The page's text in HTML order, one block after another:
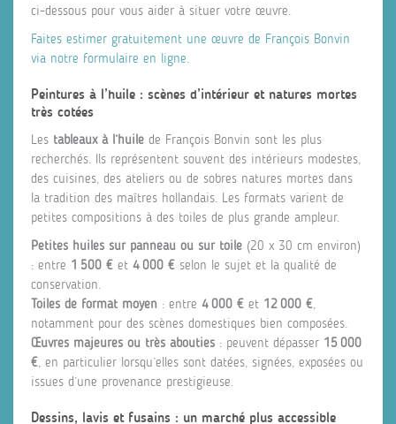
ci-dessous pour vous aider à situer votre œuvre.
Faites estimer gratuitement une œuvre de François Bonvin
via notre formulaire en ligne.
Peintures à l’huile : scènes d’intérieur et natures mortes
très cotées
Les tableaux à l’huile de François Bonvin sont les plus
recherchés. Ils représentent souvent des intérieurs modestes,
des cuisines, des ateliers ou de sobres natures mortes dans
la tradition des maîtres hollandais. Les formats varient de
petites compositions à des toiles de plus grande ampleur.
Petites huiles sur panneau ou sur toile (20 x 30 cm environ)
: entre 1 500 € et 4 000 € selon le sujet et la qualité de
conservation.
Toiles de format moyen : entre 4 000 € et 12 000 €,
notamment pour des scènes domestiques bien composées.
Œuvres majeures ou très abouties : peuvent dépasser 15 000
€, en particulier lorsqu’elles sont datées, signées, exposées ou
issues d’une provenance prestigieuse.
Dessins, lavis et fusains : un marché plus accessible